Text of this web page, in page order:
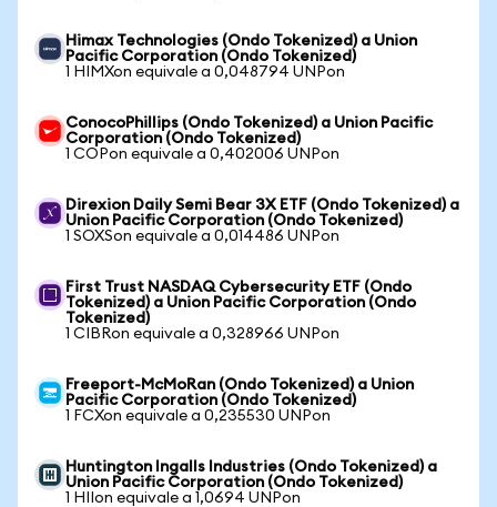
Himax Technologies (Ondo Tokenized) a Union
Pacific Corporation (Ondo Tokenized)
1 HIMXon equivale a 0,048794 UNPon
ConocoPhillips (Ondo Tokenized) a Union Pacific
Corporation (Ondo Tokenized)
1 COPon equivale a 0,402006 UNPon
Direxion Daily Semi Bear 3X ETF (Ondo Tokenized) a
Union Pacific Corporation (Ondo Tokenized)
1 SOXSon equivale a 0,014486 UNPon
First Trust NASDAQ Cybersecurity ETF (Ondo
Tokenized) a Union Pacific Corporation (Ondo
Tokenized)
1 CIBRon equivale a 0,328966 UNPon
Freeport-McMoRan (Ondo Tokenized) a Union
Pacific Corporation (Ondo Tokenized)
1 FCXon equivale a 0,235530 UNPon
Huntington Ingalls Industries (Ondo Tokenized) a
Union Pacific Corporation (Ondo Tokenized)
1 HIIon equivale a 1,0694 UNPon